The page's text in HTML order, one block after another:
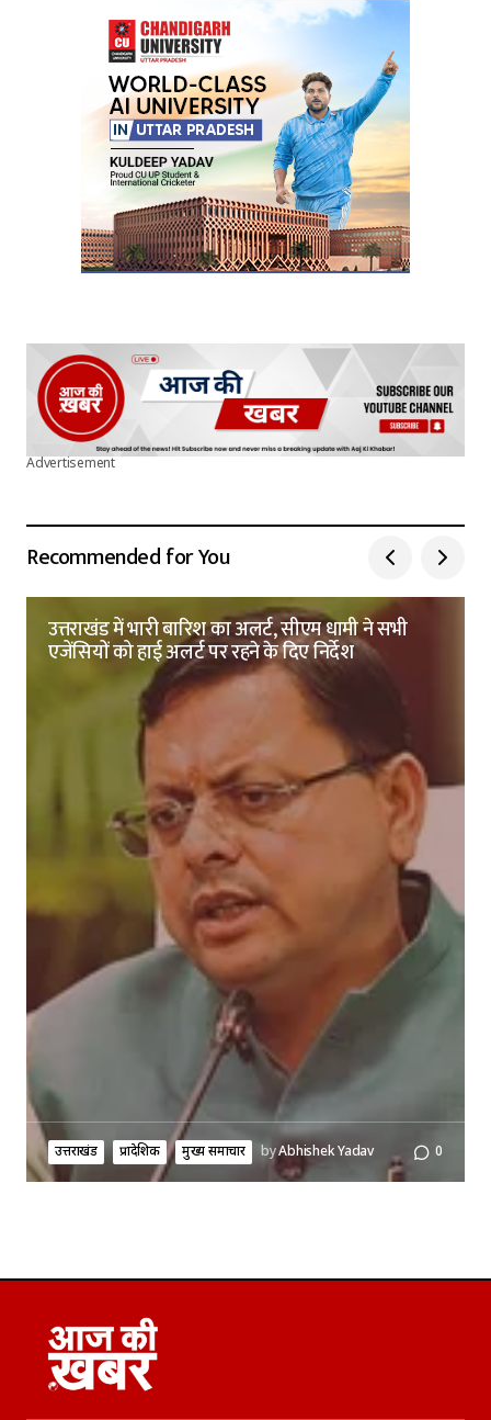
Your Name*
Your E-mail*
Submit Comment
Advertisement
Recommended for You
उत्तराखंड में भारी बारिश का अलर्ट, सीएम धामी ने सभी
एजेंसियों को हाई अलर्ट पर रहने के दिए निर्देश
उत्तराखंड प्रादेशिक मुख्य समाचार byAbhishek Yadav 0